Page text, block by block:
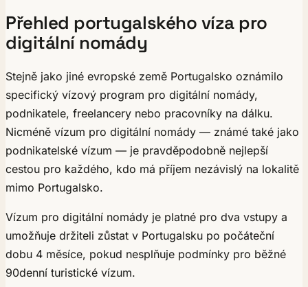
Přehled portugalského víza pro
digitální nomády
Stejně jako jiné evropské země Portugalsko oznámilo
specifický vízový program pro digitální nomády,
podnikatele, freelancery nebo pracovníky na dálku.
Nicméně vízum pro digitální nomády — známé také jako
podnikatelské vízum — je pravděpodobně nejlepší
cestou pro každého, kdo má příjem nezávislý na lokalitě
mimo Portugalsko.
Vízum pro digitální nomády je platné pro dva vstupy a
umožňuje držiteli zůstat v Portugalsku po počáteční
dobu 4 měsíce, pokud nesplňuje podmínky pro běžné
90denní turistické vízum.